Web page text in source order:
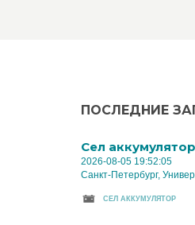
ПОСЛЕДНИЕ
Cел аккумулятор
2026-08-05 19:52:05
Санкт-Петербург,
CЕЛ АККУМУЛЯТОР